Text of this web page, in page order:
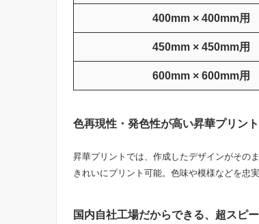
400mm × 400mm用
450mm × 450mm用
600mm × 600mm用
色再現性・発色性が高い昇華プリント
昇華プリントでは、作成したデザインがその
きれいにプリント可能。色味や模様などを忠
国内自社工場だからできる、超スピ